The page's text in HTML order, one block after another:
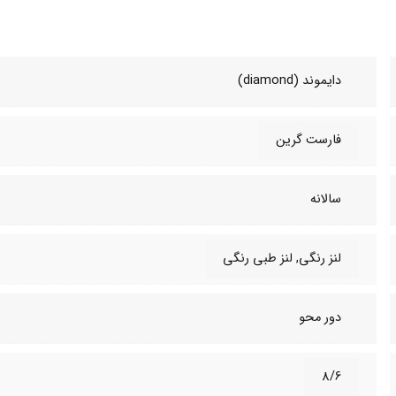
دایموند (diamond)
فارست گرین
سالانه
لنز رنگی, لنز طبی‌ رنگی
دور محو
8/6